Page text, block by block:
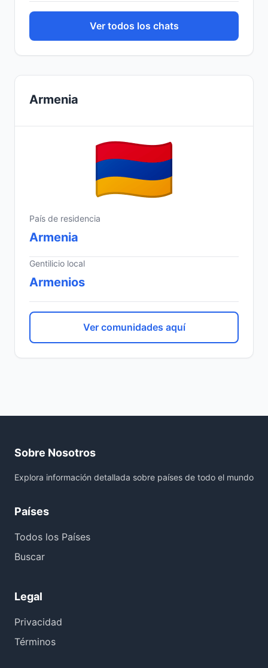
Ver todos los chats
Armenia
País de residencia
Armenia
Gentilicio local
Armenios
Ver comunidades aquí
Sobre Nosotros
Explora información detallada sobre países de todo el mundo
Países
Todos los Países
Buscar
Legal
Privacidad
Términos